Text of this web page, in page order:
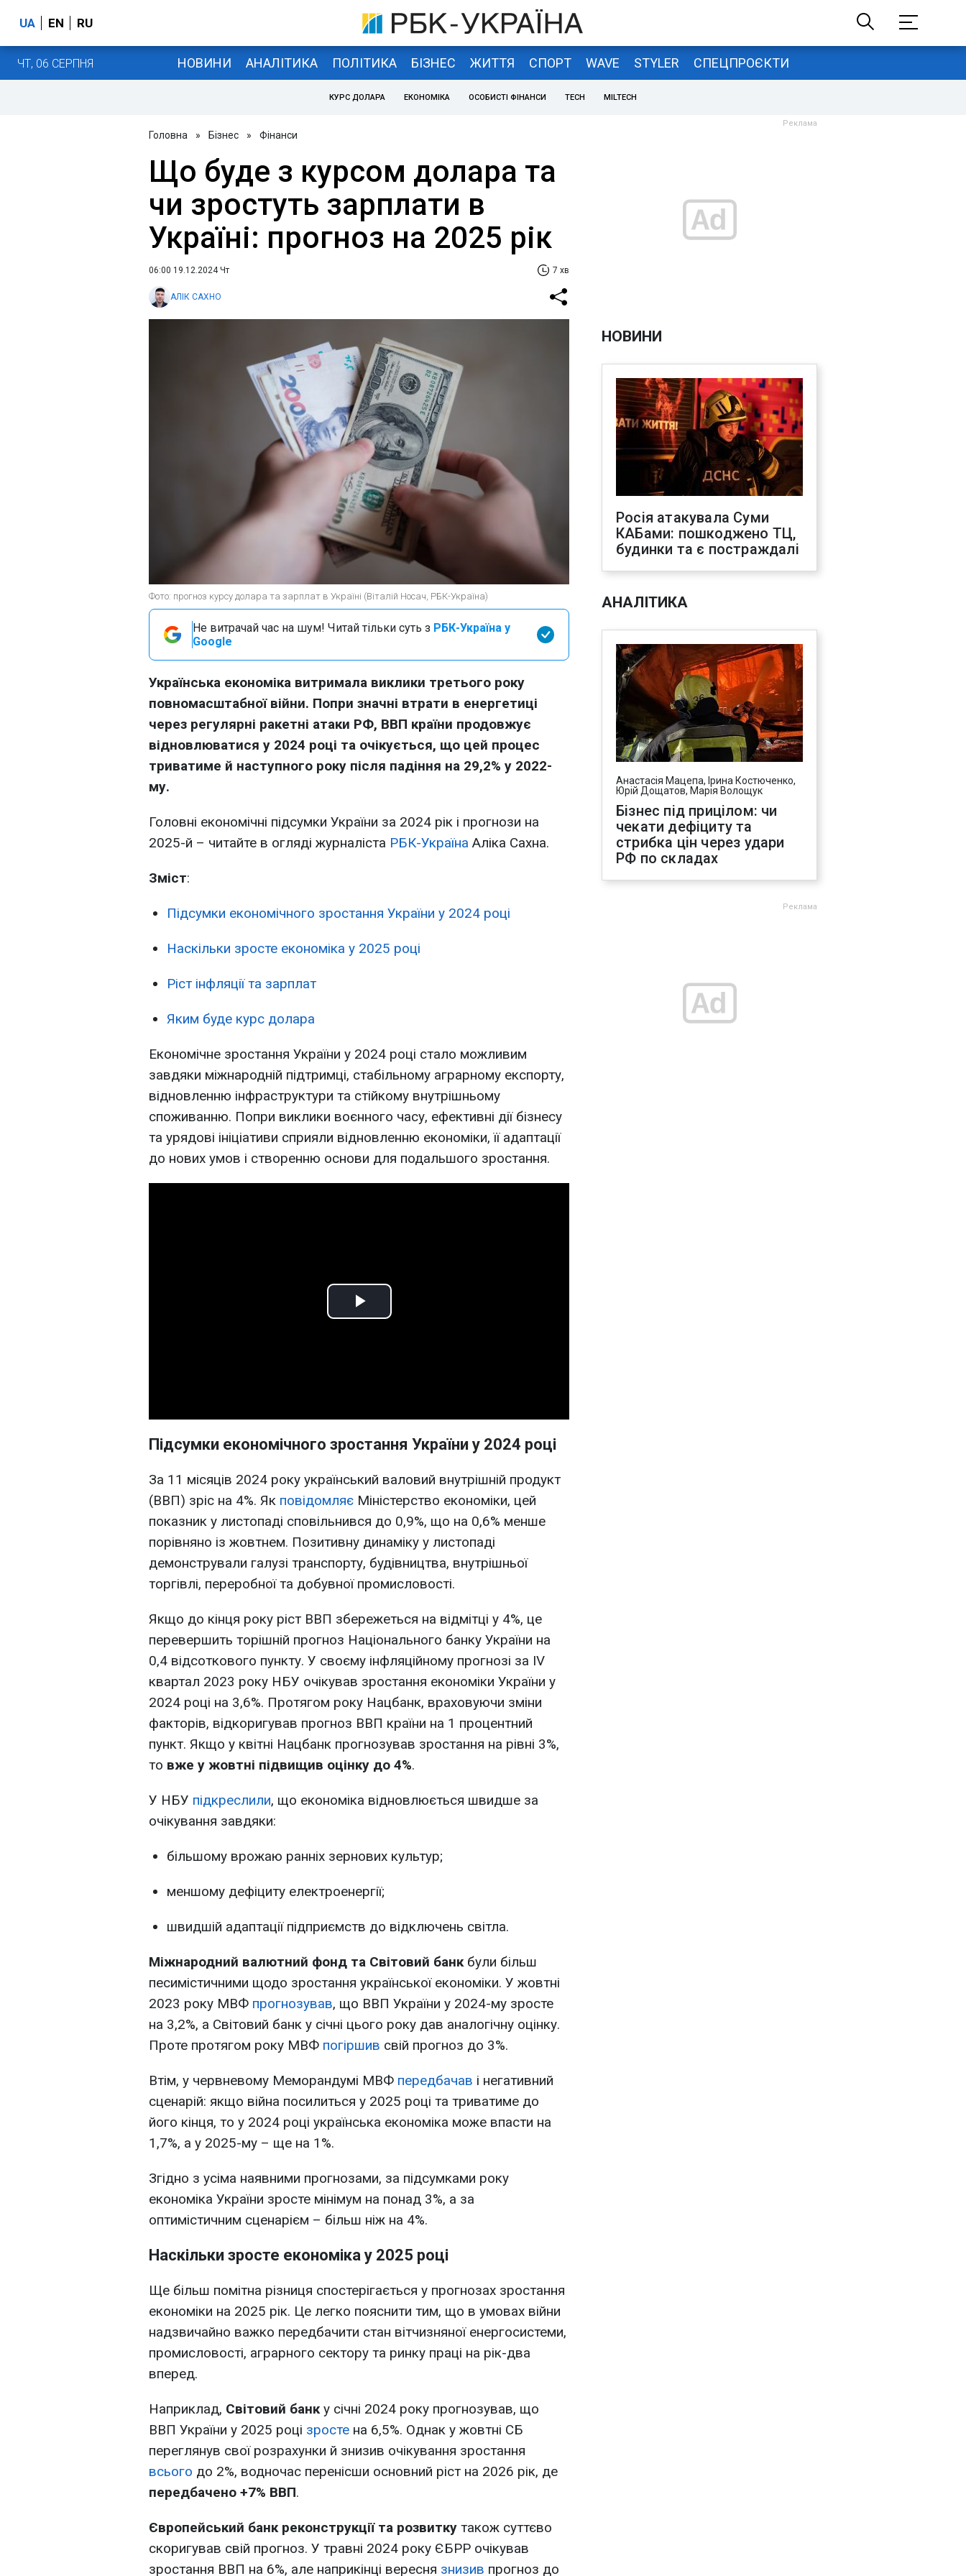
UA EN RU
ЧТ, 06 СЕРПНЯ НОВИНИ АНАЛІТИКА ПОЛІТИКА БІЗНЕС ЖИТТЯ СПОРТ WAVE STYLER СПЕЦПРОЄКТИ
КУРС ДОЛАРА ЕКОНОМІКА ОСОБИСТІ ФІНАНСИ TECH MILTECH
Головна » Бізнес » Фінанси
Що буде з курсом долара та
чи зростуть зарплати в
Україні: прогноз на 2025 рік
06:00 19.12.2024 Чт 7 хв
АЛІК САХНО
Фото: прогноз курсу долара та зарплат в Україні (Віталій Носач, РБК-Україна)
Не витрачай час на шум! Читай тільки суть з РБК-Україна у
Google
Українська економіка витримала виклики третього року
повномасштабної війни. Попри значні втрати в енергетиці
через регулярні ракетні атаки РФ, ВВП країни продовжує
відновлюватися у 2024 році та очікується, що цей процес
триватиме й наступного року після падіння на 29,2% у 2022-
му.
Головні економічні підсумки України за 2024 рік і прогнози на
2025-й – читайте в огляді журналіста РБК-Україна Аліка Сахна.
Зміст:
Підсумки економічного зростання України у 2024 році
Наскільки зросте економіка у 2025 році
Ріст інфляції та зарплат
Яким буде курс долара
Економічне зростання України у 2024 році стало можливим
завдяки міжнародній підтримці, стабільному аграрному експорту,
відновленню інфраструктури та стійкому внутрішньому
споживанню. Попри виклики воєнного часу, ефективні дії бізнесу
та урядові ініціативи сприяли відновленню економіки, її адаптації
до нових умов і створенню основи для подальшого зростання.
Play
Підсумки економічного зростання України у 2024 році
За 11 місяців 2024 року український валовий внутрішній продукт
(ВВП) зріс на 4%. Як повідомляє Міністерство економіки, цей
показник у листопаді сповільнився до 0,9%, що на 0,6% менше
порівняно із жовтнем. Позитивну динаміку у листопаді
демонстрували галузі транспорту, будівництва, внутрішньої
торгівлі, переробної та добувної промисловості.
Якщо до кінця року ріст ВВП збережеться на відмітці у 4%, це
перевершить торішній прогноз Національного банку України на
0,4 відсоткового пункту. У своєму інфляційному прогнозі за IV
квартал 2023 року НБУ очікував зростання економіки України у
2024 році на 3,6%. Протягом року Нацбанк, враховуючи зміни
факторів, відкоригував прогноз ВВП країни на 1 процентний
пункт. Якщо у квітні Нацбанк прогнозував зростання на рівні 3%,
то вже у жовтні підвищив оцінку до 4%.
У НБУ підкреслили, що економіка відновлюється швидше за
очікування завдяки:
більшому врожаю ранніх зернових культур;
меншому дефіциту електроенергії;
швидшій адаптації підприємств до відключень світла.
Міжнародний валютний фонд та Світовий банкбули більш
песимістичними щодо зростання української економіки. У жовтні
2023 року МВФ прогнозував, що ВВП України у 2024-му зросте
на 3,2%, а Світовий банк у січні цього року дав аналогічну оцінку.
Проте протягом року МВФ погіршив свій прогноз до 3%.
Втім, у червневому Меморандумі МВФ передбачав і негативний
сценарій: якщо війна посилиться у 2025 році та триватиме до
його кінця, то у 2024 році українська економіка може впасти на
1,7%, а у 2025-му – ще на 1%.
Згідно з усіма наявними прогнозами, за підсумками року
економіка України зросте мінімум на понад 3%, а за
оптимістичним сценарієм – більш ніж на 4%.
Наскільки зросте економіка у 2025 році
Ще більш помітна різниця спостерігається у прогнозах зростання
економіки на 2025 рік. Це легко пояснити тим, що в умовах війни
надзвичайно важко передбачити стан вітчизняної енергосистеми,
промисловості, аграрного сектору та ринку праці на рік-два
вперед.
Наприклад, Світовий банку січні 2024 року прогнозував, що
ВВП України у 2025 році зросте на 6,5%. Однак у жовтні СБ
переглянув свої розрахунки й знизив очікування зростання
всього до 2%, водночас перенісши основний ріст на 2026 рік, де
передбачено +7% ВВП.
Європейський банк реконструкції та розвитку також суттєво
скоригував свій прогноз. У травні 2024 року ЄБРР очікував
зростання ВВП на 6%, але наприкінці вересня знизив прогноз до
НОВИНИ
Росія атакувала Суми
КАБами: пошкоджено ТЦ,
будинки та є постраждалі
АНАЛІТИКА
Анастасія Мацепа, Ірина Костюченко,
Юрій Дощатов, Марія Волощук
Бізнес під прицілом: чи
чекати дефіциту та
стрибка цін через удари
РФ по складах